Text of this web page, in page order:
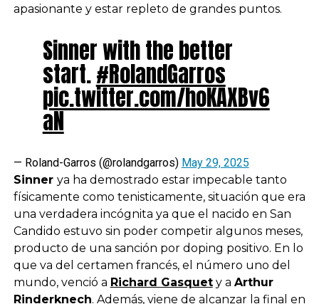
apasionante y estar repleto de grandes puntos.
Sinner with the better
start.#RolandGarros
pic.twitter.com/hoKAXBv6
aN
— Roland-Garros (@rolandgarros) May 29, 2025
Sinner ya ha demostrado estar impecable tanto
físicamente como tenisticamente, situación que era
una verdadera incógnita ya que el nacido en San
Candido estuvo sin poder competir algunos meses,
producto de una sanción por doping positivo. En lo
que va del certamen francés, el número uno del
mundo, venció a Richard Gasquety a Arthur
Rinderknech. Además, viene de alcanzar la final en